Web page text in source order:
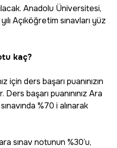
Anadolu Üniversitesi,
Açıköğretim sınavları yüz
kaç?
için ders başarı puanınızın
başarı puanınınız Ara
%70 i alınarak
sınav notunun %30’u,